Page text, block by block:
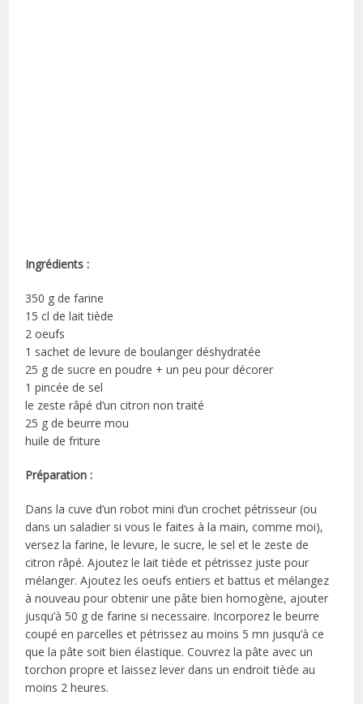
Ingrédients :
350 g de farine
15 cl de lait tiède
2 oeufs
1 sachet de levure de boulanger déshydratée
25 g de sucre en poudre + un peu pour décorer
1 pincée de sel
le zeste râpé d’un citron non traité
25 g de beurre mou
huile de friture
Préparation :
Dans la cuve d’un robot mini d’un crochet pétrisseur (ou
dans un saladier si vous le faites à la main, comme moi),
versez la farine, le levure, le sucre, le sel et le zeste de
citron râpé. Ajoutez le lait tiède et pétrissez juste pour
mélanger. Ajoutez les oeufs entiers et battus et mélangez
à nouveau pour obtenir une pâte bien homogène, ajouter
jusqu’à 50 g de farine si necessaire. Incorporez le beurre
coupé en parcelles et pétrissez au moins 5 mn jusqu’à ce
que la pâte soit bien élastique. Couvrez la pâte avec un
torchon propre et laissez lever dans un endroit tiède au
moins 2 heures.